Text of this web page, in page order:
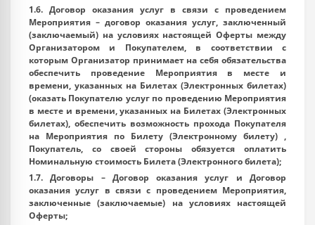
1.6. Договор оказания услуг в связи с проведением
Мероприятия – договор оказания услуг, заключенный
(заключаемый) на условиях настоящей Оферты между
Организатором и Покупателем, в соответствии с
которым Организатор принимает на себя обязательства
обеспечить проведение Мероприятия в месте и
времени, указанных на Билетах (Электронных билетах)
(оказать Покупателю услуг по проведению Мероприятия
в месте и времени, указанных на Билетах (Электронных
билетах), обеспечить возможность прохода Покупателя
на Мероприятия по Билету (Электронному билету) ,
Покупатель, со своей стороны обязуется оплатить
Номинальную стоимость Билета (Электронного билета);
1.7.Договоры – Договор оказания услуг и Договор
оказания услуг в связи с проведением Мероприятия,
заключенные (заключаемые) на условиях настоящей
Оферты;